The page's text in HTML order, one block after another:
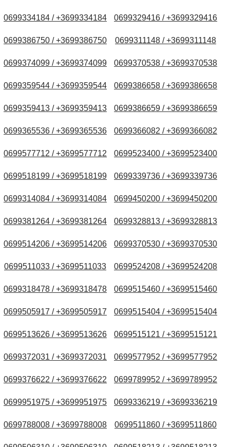
0699334184 / +3699334184 0699329416 / +3699329416
0699386750 / +3699386750 0699311148 / +3699311148
0699374099 / +3699374099 0699370538 / +3699370538
0699359544 / +3699359544 0699386658 / +3699386658
0699359413 / +3699359413 0699386659 / +3699386659
0699365536 / +3699365536 0699366082 / +3699366082
0699577712 / +3699577712 0699523400 / +3699523400
0699518199 / +3699518199 0699339736 / +3699339736
0699314084 / +3699314084 0699450200 / +3699450200
0699381264 / +3699381264 0699328813 / +3699328813
0699514206 / +3699514206 0699370530 / +3699370530
0699511033 / +3699511033 0699524208 / +3699524208
0699318478 / +3699318478 0699515460 / +3699515460
0699505917 / +3699505917 0699515404 / +3699515404
0699513626 / +3699513626 0699515121 / +3699515121
0699372031 / +3699372031 0699577952 / +3699577952
0699376622 / +3699376622 0699789952 / +3699789952
0699951975 / +3699951975 0699336219 / +3699336219
0699788008 / +3699788008 0699511860 / +3699511860